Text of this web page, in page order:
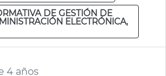
DE GESTIÓN DE
ELECTRÓNICA,
4 años